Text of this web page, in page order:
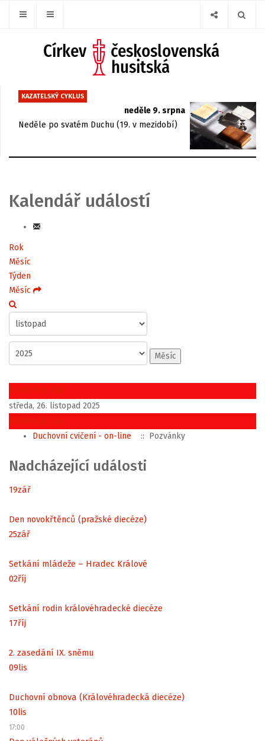
KAZATELSKÝ CYKLUS
neděle 9. srpna
Neděle po svatém Duchu (19. v mezidobí)
Kalendář událostí
Rok
Měsíc
Týden
Měsíc
Měsíc
Předchozí den
středa, 26. listopad 2025
Následující den
Duchovní cvičení - on-line
:: Pozvánky
Nadcházející události
19zář
Den novokřtěnců (pražské diecéze)
25zář
Setkání mládeže – Hradec Králové
02říj
Setkání rodin královéhradecké diecéze
17říj
2. zasedání IX. sněmu
09lis
Duchovní obnova (Královéhradecká diecéze)
10lis
17:00